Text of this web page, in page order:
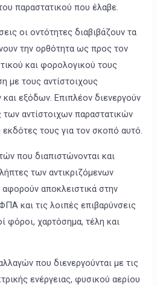
παραστατικού που έλαβε.
οι οντότητες διαβιβάζουν τα
την ορθότητα ως προς τον
και φορολογικού τους
με τους αντίστοιχους
εξόδων. Επιπλέον διενεργούν
των αντίστοιχων παραστατικών
τους για τον σκοπό αυτό.
που διαπιστώνονται και
των αντικριζόμενων
αποκλειστικά στην
και τις λοιπές επιβαρύνσεις
φόροι, χαρτόσημα, τέλη και
που διενεργούνται με τις
ενέργειας, φυσικού αερίου